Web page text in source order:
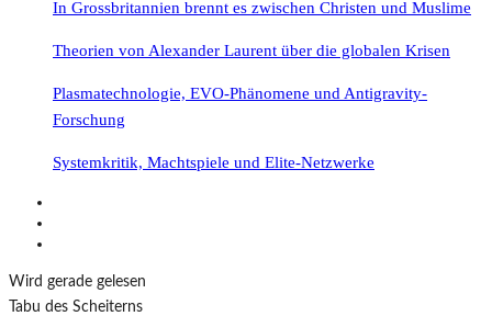
In Grossbritannien brennt es zwischen Christen und Muslime
Theorien von Alexander Laurent über die globalen Krisen
Plasmatechnologie, EVO-Phänomene und Antigravity-
Forschung
Systemkritik, Machtspiele und Elite-Netzwerke
Wird gerade gelesen
Tabu des Scheiterns